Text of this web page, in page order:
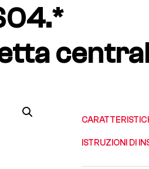
ISTRUZIONI DI